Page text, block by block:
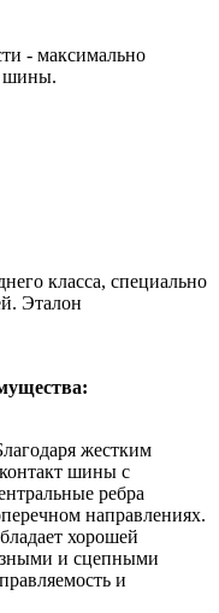
- максимально
шины.
класса, специально
Эталон
жестким
шины с
ребра
направлениях.
хорошей
и сцепными
и